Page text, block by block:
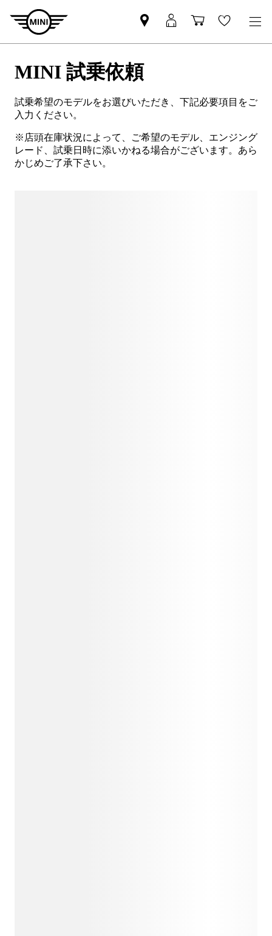
MINI 試乗依頼
試乗希望のモデルをお選びいただき、下記必要項目をご
入力ください。
※店頭在庫状況によって、ご希望のモデル、エンジング
レード、試乗日時に添いかねる場合がございます。あら
かじめご了承下さい。